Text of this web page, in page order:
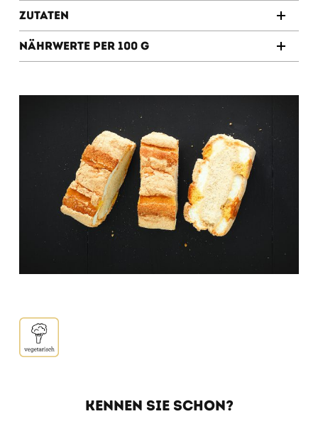
Zutaten
Nährwerte per 100 g
KENNEN SIE SCHON?